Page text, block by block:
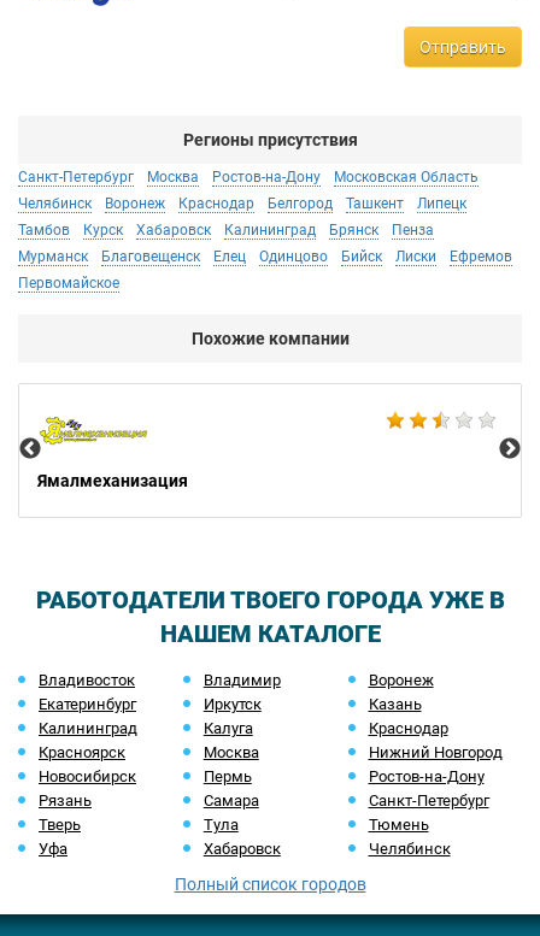
Отправить
Регионы присутствия
Санкт-Петербург Москва Ростов-на-Дону
Московская Область
Челябинск
Воронеж Краснодар Белгород Ташкент
Липецк
Тамбов
Курск Хабаровск Калининград Брянск
Пенза
Мурманск
Благовещенск Елец Одинцово Бийск Лиски
Ефремов
Первомайское
Похожие компании
Ямалмеханизация
РАБОТОДАТЕЛИ ТВОЕГО ГОРОДА УЖЕ В
НАШЕМ КАТАЛОГЕ
Владивосток Владимир
Воронеж
Екатеринбург
Иркутск
Казань
Калининград
Калуга
Краснодар
Красноярск
Москва
Нижний Новгород
Новосибирск
Пермь
Ростов-на-Дону
Рязань
Самара
Санкт-Петербург
Тверь
Тула
Тюмень
Уфа
Хабаровск Челябинск
Полный список городов